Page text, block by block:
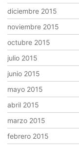
diciembre 2015
noviembre 2015
octubre 2015
julio 2015
junio 2015
mayo 2015
abril 2015
marzo 2015
febrero 2015